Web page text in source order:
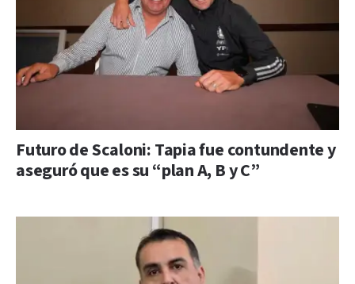
Futuro de Scaloni: Tapia fue contundente y
aseguró que es su “plan A, B y C”